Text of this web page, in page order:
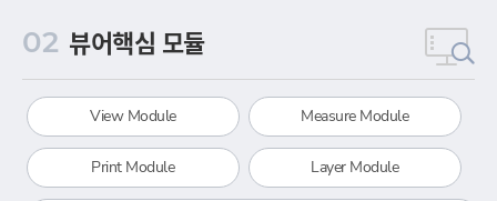
02 뷰어핵심 모듈
View Module Measure Module
Print Module Layer Module